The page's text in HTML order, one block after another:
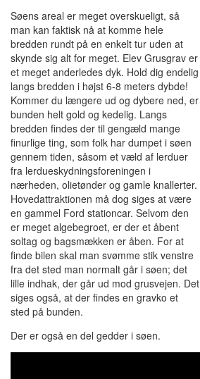
Søens areal er meget overskueligt, så
man kan faktisk nå at komme hele
bredden rundt på en enkelt tur uden at
skynde sig alt for meget. Elev Grusgrav er
et meget anderledes dyk. Hold dig endelig
langs bredden i højst 6-8 meters dybde!
Kommer du længere ud og dybere ned, er
bunden helt gold og kedelig. Langs
bredden findes der til gengæld mange
finurlige ting, som folk har dumpet i søen
gennem tiden, såsom et væld af lerduer
fra lerdueskydningsforeningen i
nærheden, olietønder og gamle knallerter.
Hovedattraktionen må dog siges at være
en gammel Ford stationcar. Selvom den
er meget algebegroet, er der et åbent
soltag og bagsmækken er åben. For at
finde bilen skal man svømme stik venstre
fra det sted man normalt går i søen; det
lille indhak, der går ud mod grusvejen. Det
siges også, at der findes en gravko et
sted på bunden.
Der er også en del gedder i søen.